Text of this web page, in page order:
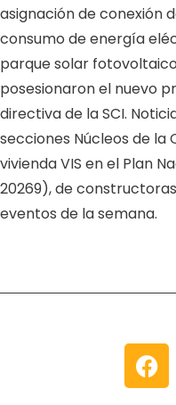
asignación de conexión
consumo de energía
parque solar
posesionaron el nuevo
directiva de la SCI.
secciones Núcleos de
vivienda VIS en el Plan
20269), de
eventos de la semana.